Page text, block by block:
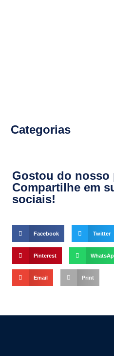
Categorias
Gostou do nosso
Compartilhe em
sociais!
Facebook Twitter
Pinterest
Email Print